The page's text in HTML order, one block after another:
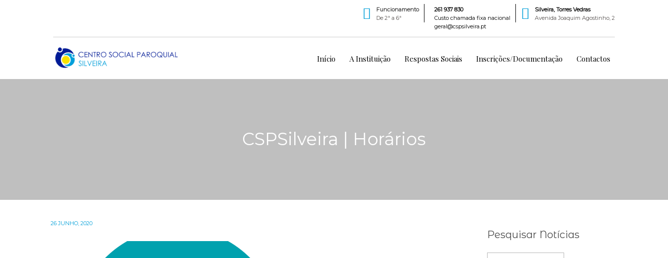
Silveira, Torres Vedras
Avenida Joaquim Agostinho, 2
261 937 830
Custo chamada fixa nacional
geral@cspsilveira.pt
Funcionamento
De 2ª a 6ª
Início A Instituição Respostas Sociais Inscrições/Documentação Contactos
CSPSilveira | Horários
26 JUNHO, 2020
Pesquisar Notícias